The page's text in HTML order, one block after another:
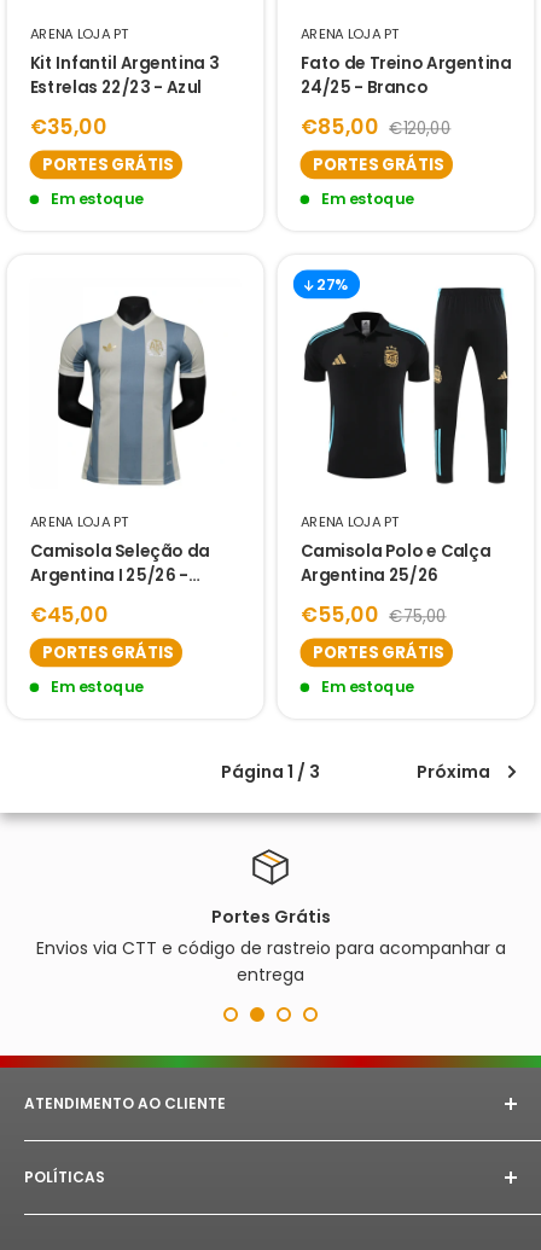
ARENA LOJA PT
Kit Infantil Argentina 3
Estrelas 22/23 - Azul
€35,00
PORTES GRÁTIS
Em estoque
ARENA LOJA PT
Fato de Treino Argentina
24/25 - Branco
€85,00 €120,00
PORTES GRÁTIS
Em estoque
ARENA LOJA PT
Camisola Seleção da
Argentina I 25/26 -
€45,00
PORTES GRÁTIS
Em estoque
27%
ARENA LOJA PT
Camisola Polo e Calça
Argentina 25/26
€55,00 €75,00
PORTES GRÁTIS
Em estoque
Página 1 / 3 Próxima
Portes Grátis
Envios via CTT e código de rastreio para acompanhar a
entrega
ATENDIMENTO AO CLIENTE
E-mail:astorept@outlook.com
Whatsapp:
Horário de Atendimento:Segunda à Sex das 08h as
POLÍTICAS
Aviso Legal